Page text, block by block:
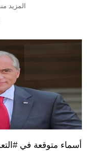
المزيد
أسماء متوقعة في